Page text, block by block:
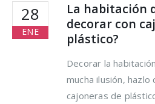
28
ENE
La habitación
decorar con
plástico?
Decorar la
mucha ilusión,
cajoneras de